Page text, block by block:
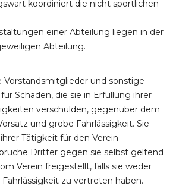
koordiniert die nicht sportlichen
einer Abteilung liegen in der
Abteilung.
und sonstige
Schäden, die sie in Erfüllung ihrer
verschulden, gegenüber dem
und grobe Fahrlässigkeit. Sie
Tätigkeit für den Verein
Dritter gegen sie selbst geltend
Verein freigestellt, falls sie weder
zu vertreten haben.